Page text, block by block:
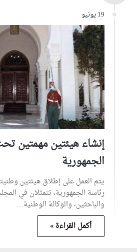
19 يونيو
إنشاء هيئتين مهمتين
الجمهورية
يتم العمل على إطلاق هيئتين
رئاسة الجمهورية، تتمثلان في
والباحثين، والوكالة الوطنية…
أكمل القراءة »